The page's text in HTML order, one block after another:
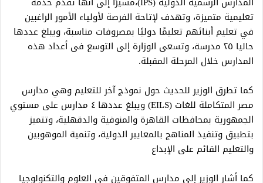
تعليمية متميزة، وتهدف لإتاحة الفرصة لأولياء الأمور الراغبين
في تعليم أبنائهم تعليمًا دوليًا بمصروفات مناسبة، ويبلغ عددها
حاليا ٢٥ مدرسة، وتسعى الوزارة إلى التوسع فى أعداد هذه
المدارس خلال المرحلة المقبلة.
كما تطرق الوزير للحديث حول نموذج آخر للتعليم وهي مدارس
مصر المتكاملة للغات (EILS) ويبلغ عددها ٤ مدارس على مستوي
الجمهورية بمحافظات القاهرة والمنوفية والدقهلية، وتتميز
بتطبيق وتنفيذ المناهج بالمعايير الدولية، وتنمية الموهوبين
والتعليم القائم على الإبداع
كما أشار الوزير إلى مدارس المتفوقين في العلوم والتكنولوجيا